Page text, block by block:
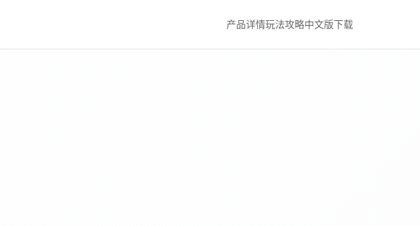
产品详情玩法攻略中文版下载